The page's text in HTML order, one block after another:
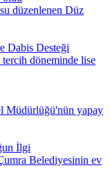
düzenlenen Düz
Dabis Desteği
döneminde lise
Müdürlüğü'nün yapay
İlgi
Belediyesinin ev